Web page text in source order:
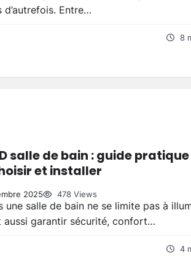
d’autrefois. Entre…
8
salle de bain : guide pratique
et installer
2025 478 Views
une salle de bain ne se limite pas à
aussi garantir sécurité, confort…
4